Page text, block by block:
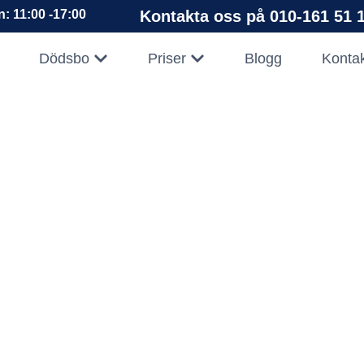
11:00 -17:00 Kontakta oss på 010-161 51
Företag
Dödsbo Öppna Dödsbo
Priser Öppna PriserBlogg